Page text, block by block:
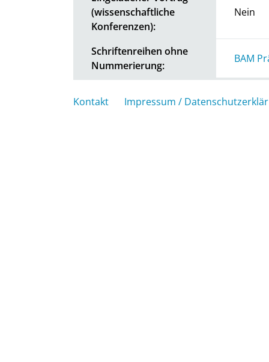
(wissenschaftliche
Konferenzen):
Nein
Schriftenreihen ohne
Nummerierung:
BAM
Kontakt Impressum /